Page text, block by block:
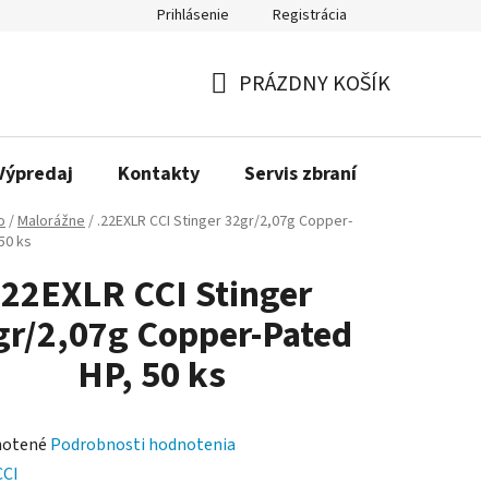
Prihlásenie Registrácia
KOŠÍK
PRÁZDNY KOŠÍK
Kontakty Servis zbraní
/Malorážne/ .22EXLR CCI Stinger 32gr/2,07g Copper-
ks
CCI Stinger
2,07g Copper-Pated
HP, 50 ks
Podrobnosti hodnotenia